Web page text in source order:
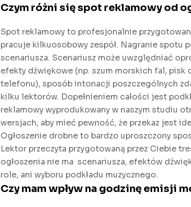
Czym różni się spot reklamowy od
Spot reklamowy to profesjonalnie
pracuje kilkuosobowy zespół. Nagranie spotu
scenariusza. Scenariusz może uwzględniać
efekty dźwiękowe (np. szum morskich fal, pisk
telefonu), sposób intonacji poszczególnych
kilku lektorów. Dopełnieniem całości jest
reklamowy wyprodukowany w naszym studiu
wersjach, aby mieć pewność, że przekaz jest
Ogłoszenie drobne to bardzo uproszczony
Lektor przeczyta przygotowaną przez Ciebie
ogłoszenia nie ma scenariusza, efektów
role, ani wyboru podkładu muzycznego.
Czy mam wpływ na godzinę emisji